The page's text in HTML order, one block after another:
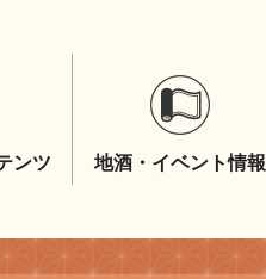
ンツ 地酒・イベント情報